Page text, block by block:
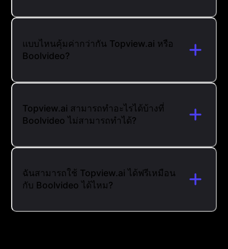
แบบไหนคุ้มค่ากว่ากัน Topview.ai หรือ
Boolvideo?
Topview.ai สามารถทำอะไรได้บ้างที่
Boolvideo ไม่สามารถทำได้?
ฉันสามารถใช้ Topview.ai ได้ฟรีเหมือน
กับ Boolvideo ได้ไหม?